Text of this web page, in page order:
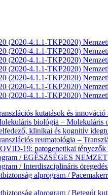
(2020-4.1.1-TKP2020)
(2020-4.1.1-TKP2020)
(2020-4.1.1-TKP2020)
(2020-4.1.1-TKP2020)
(2020-4.1.1-TKP2020)
(2020-4.1.1-TKP2020)
(2020-4.1.1-TKP2020)
kutatások és
biológia – Molekuláris
klinikai és kognitív
reumatológia –
19: patogenetikai
/ EGÉSZSÉGES NEMZET
/ Interdiszciplináris
alprogram /
alprogram / Betegút